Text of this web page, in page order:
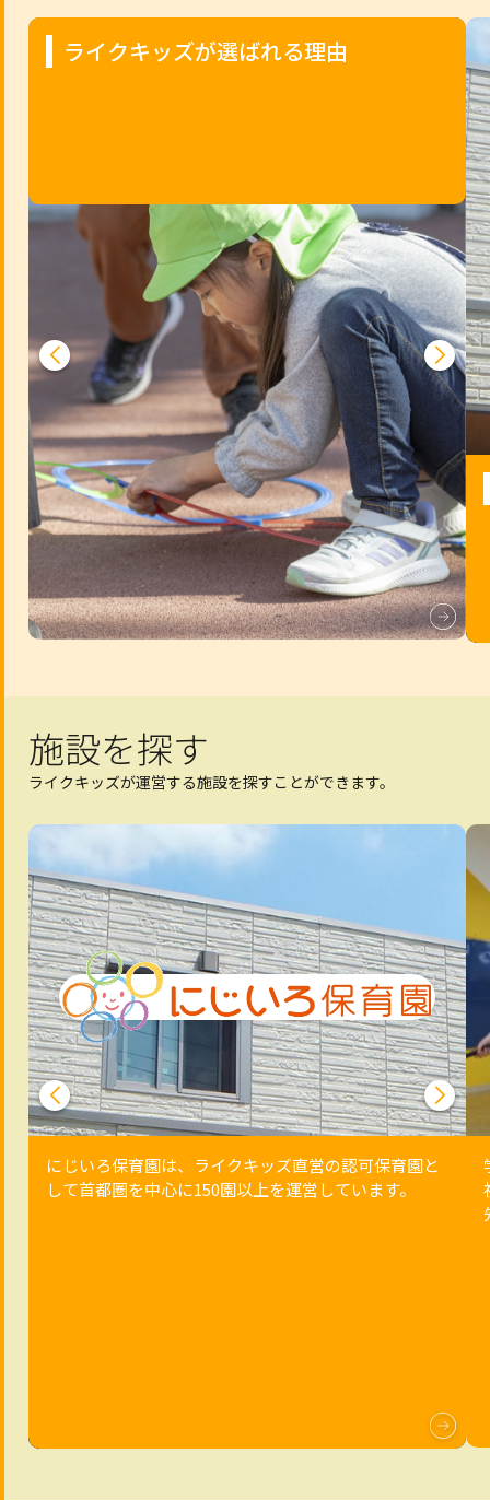
ライクキッズが選ばれる理由
施設を探す
ライクキッズが運営する施設を探すことができます。
にじいろ保育園は、ライクキッズ直営の認可保育園と
して首都圏を中心に150園以上を運営しています。